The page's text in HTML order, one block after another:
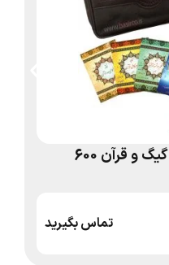
کیف برزنتی با قلم قرآنی 16 گیگ و قرآن 600
تماس بگیرید